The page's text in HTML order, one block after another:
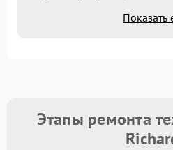
Показать
Этапы ремонта